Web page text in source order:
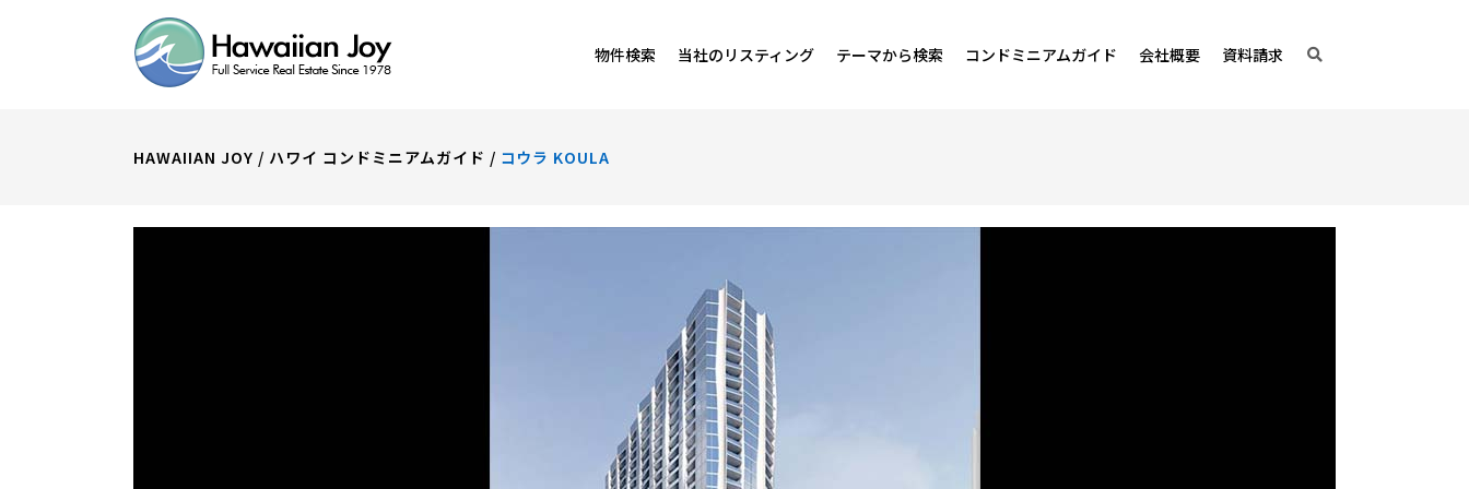
物件検索 当社のリスティング テーマから検索 コンドミニアムガイド 会社概要 資料請求
HAWAIIAN JOY / ハワイ コンドミニアムガイド / コウラ KOULA